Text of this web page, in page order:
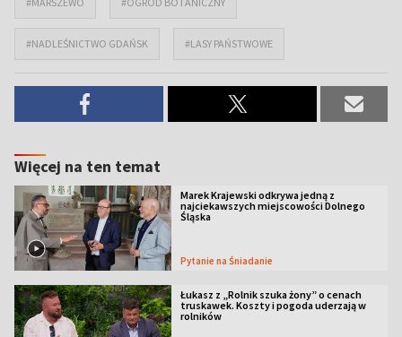
#NADLEŚNICTWO GDAŃSK #LASY PAŃSTWOWE
Więcej na ten temat
Marek Krajewski odkrywa jedną z
najciekawszych miejscowości Dolnego
Śląska
Pytanie na Śniadanie
Łukasz z „Rolnik szuka żony” o cenach
truskawek. Koszty i pogoda uderzają w
rolników